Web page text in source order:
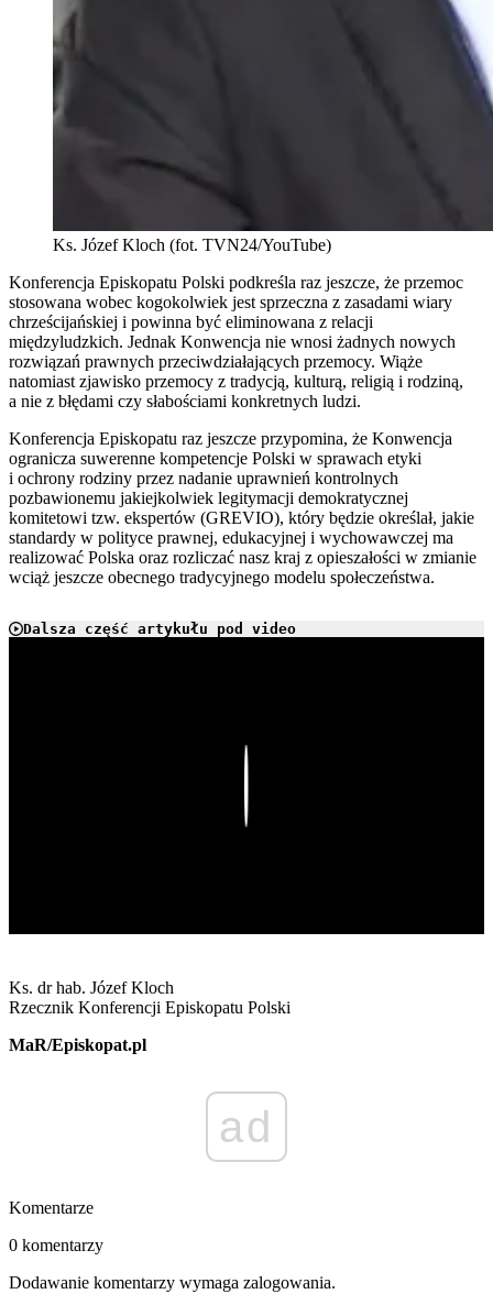
Ks. Józef Kloch (fot. TVN24/YouTube)
Konferencja Episkopatu Polski podkreśla raz jeszcze, że przemoc
stosowana wobec kogokolwiek jest sprzeczna z zasadami wiary
chrześcijańskiej i powinna być eliminowana z relacji
międzyludzkich. Jednak Konwencja nie wnosi żadnych nowych
rozwiązań prawnych przeciwdziałających przemocy. Wiąże
natomiast zjawisko przemocy z tradycją, kulturą, religią i rodziną,
a nie z błędami czy słabościami konkretnych ludzi.
Konferencja Episkopatu raz jeszcze przypomina, że Konwencja
ogranicza suwerenne kompetencje Polski w sprawach etyki
i ochrony rodziny przez nadanie uprawnień kontrolnych
pozbawionemu jakiejkolwiek legitymacji demokratycznej
komitetowi tzw. ekspertów (GREVIO), który będzie określał, jakie
standardy w polityce prawnej, edukacyjnej i wychowawczej ma
realizować Polska oraz rozliczać nasz kraj z opieszałości w zmianie
wciąż jeszcze obecnego tradycyjnego modelu społeczeństwa.
Dalsza część artykułu pod video
Ks. dr hab. Józef Kloch
Rzecznik Konferencji Episkopatu Polski
MaR/Episkopat.pl
ad
Komentarze
0 komentarzy
Dodawanie komentarzy wymaga zalogowania.